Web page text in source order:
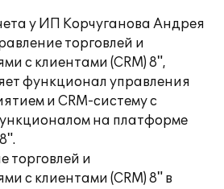
у ИП Корчуганова Андрея
торговлей и
с клиентами (CRM) 8",
функционал управления
и CRM-систему с
на платформе
торговлей и
с клиентами (CRM) 8" в